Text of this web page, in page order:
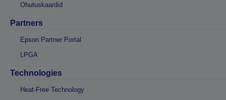
Ohutuskaardid
Partners
Epson Partner Portal
LPGA
Technologies
Heat-Free Technology